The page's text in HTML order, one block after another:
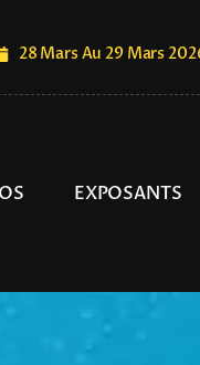
28 Mars Au 29 Mars
EXPOSANTS